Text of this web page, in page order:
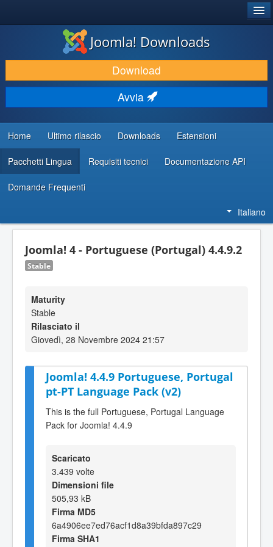
SCARICA & ESTENDI
SCOPRI & IMPARA
COMUNITÀ & SUPPORTO
RISORSE PER SVILUPPATORI
Joomla! Downloads
Download
Avvia
Home Ultimo rilascio Downloads Estensioni
Pacchetti Lingua Requisiti tecnici Documentazione API
Domande Frequenti
Italiano
Joomla! 4 - Portuguese (Portugal) 4.4.9.2
Stable
Maturity
Stable
Rilasciato il
Giovedì, 28 Novembre 2024 21:57
Joomla! 4.4.9 Portuguese, Portugal
pt-PT Language Pack (v2)
This is the full Portuguese, Portugal Language
Pack for Joomla! 4.4.9
Scaricato
3.439 volte
Dimensioni file
505,93 kB
Firma MD5
6a4906ee7ed76acf1d8a39bfda897c29
Firma SHA1